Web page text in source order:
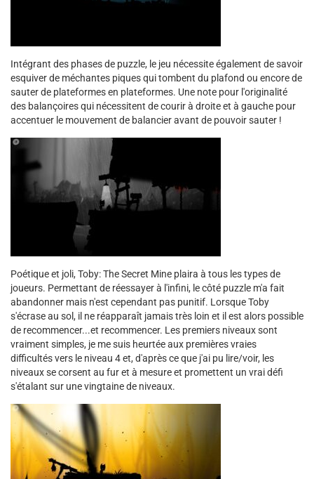
Intégrant des phases de puzzle, le jeu nécessite également de savoir
esquiver de méchantes piques qui tombent du plafond ou encore de
sauter de plateformes en plateformes. Une note pour l'originalité
des balançoires qui nécessitent de courir à droite et à gauche pour
accentuer le mouvement de balancier avant de pouvoir sauter !
Poétique et joli, Toby: The Secret Mine plaira à tous les types de
joueurs. Permettant de réessayer à l'infini, le côté puzzle m'a fait
abandonner mais n'est cependant pas punitif. Lorsque Toby
s'écrase au sol, il ne réapparaît jamais très loin et il est alors possible
de recommencer...et recommencer. Les premiers niveaux sont
vraiment simples, je me suis heurtée aux premières vraies
difficultés vers le niveau 4 et, d'après ce que j'ai pu lire/voir, les
niveaux se corsent au fur et à mesure et promettent un vrai défi
s'étalant sur une vingtaine de niveaux.